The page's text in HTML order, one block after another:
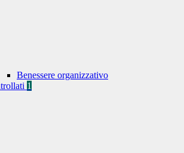
Benessere organizzativo
1